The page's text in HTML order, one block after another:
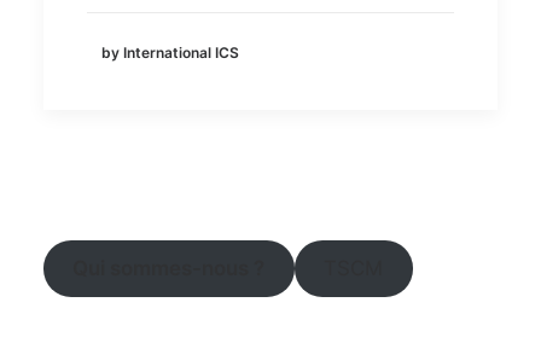
by International ICS